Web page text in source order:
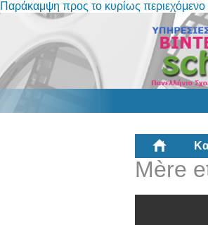
Παράκαμψη προς το κυρίως περιεχόμενο
Mère